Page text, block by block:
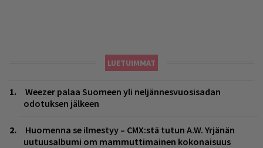
LUETUIMMAT
Weezer palaa Suomeen yli neljännesvuosisadan
odotuksen jälkeen
Huomenna se ilmestyy – CMX:stä tutun A.W. Yrjänän
uutuusalbumi om mammuttimainen kokonaisuus